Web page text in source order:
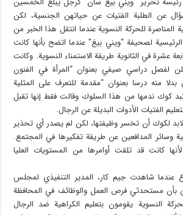
عن الطلبة الفتيات عن حياتهن الجنسية، لكن
للحركة النسوية عندما انتقل هذا الخبر من
لصحيفة “ويني بيغ” عندما اتضح بأنها كانت
عشرة في الثانوية طريقة الاستمناء النسوية. وكانت
لفصل دراسي صيفي بعنوان “المرأة في الفنون
بدلا منه درسا بعنوان “مقدمة للتعرف على المثلية
كوك ندمها من هذا السلوك وقالت فقط إنها تقبل
الفتيات الأدوات البديلة عن الرجال.
لابد لكوك أن تخسر وظيفتها، لكن لم يصدر أي تحذير
وسائر المدافعين عن طريقة تفكيرها في المجتمع.
كانت قد تلقت أوامرها من المستويات العليا
شاهدت جيم كار، المدير التنفيذي لمجلس
بأن مستحدثي فرص العمل والوظائف في المحافظة
النسوية يقومون بتعليم الكراهية ضد الرجال